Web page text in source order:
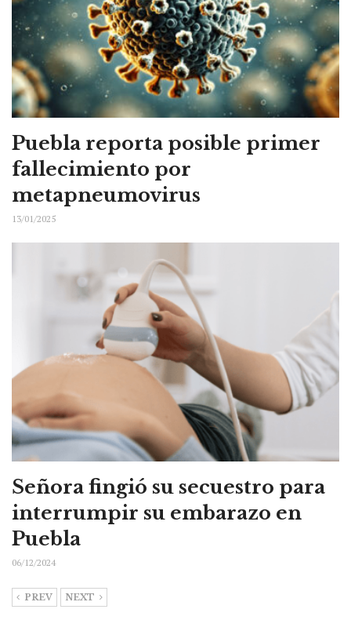
Puebla reporta posible primer
fallecimiento por
metapneumovirus
13/01/2025
Señora fingió su secuestro para
interrumpir su embarazo en
Puebla
06/12/2024
PREV NEXT